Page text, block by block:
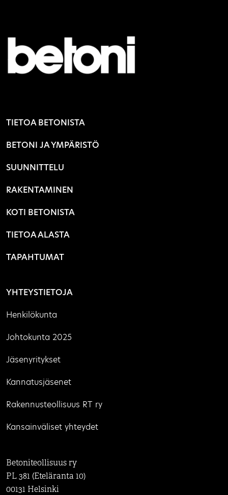
TIETOA BETONISTA
BETONI JA YMPÄRISTÖ
SUUNNITTELU
RAKENTAMINEN
KOTI BETONISTA
TIETOA ALASTA
TAPAHTUMAT
YHTEYSTIETOJA
Henkilökunta
Johtokunta 2025
Jäsenyritykset
Kannatusjäsenet
Rakennusteollisuus RT ry
Kansainväliset yhteydet
Betoniteollisuus ry
PL 381 (Eteläranta 10)
00131 Helsinki